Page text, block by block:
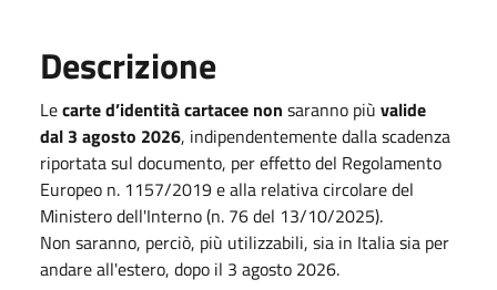
Descrizione
Lecarte d’identità cartacee non saranno più valide
dal 3 agosto 2026, indipendentemente dalla scadenza
riportata sul documento, per effetto del Regolamento
Europeo n. 1157/2019 e alla relativa circolare del
Ministero dell'Interno (n. 76 del 13/10/2025).
Non saranno, perciò, più utilizzabili, sia in Italia sia per
andare all'estero, dopo il 3 agosto 2026.